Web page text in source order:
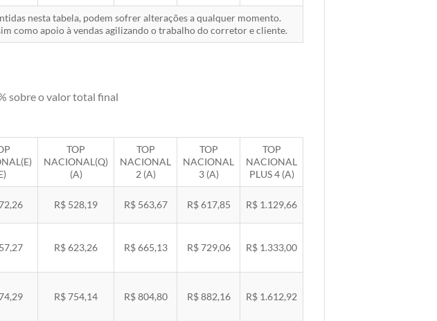
nesta tabela, podem sofrer alterações a qualquer momento.
como apoio à vendas agilizando o trabalho do corretor e cliente.
sobre o valor total final
TOP
NACIONAL(Q)
(A)
TOP
NACIONAL
2 (A)
TOP
NACIONAL
3 (A)
TOP
NACIONAL
PLUS 4 (A)
R$ 528,19 R$ 563,67 R$ 617,85 R$ 1.129,66
R$ 623,26 R$ 665,13 R$ 729,06 R$ 1.333,00
R$ 754,14 R$ 804,80 R$ 882,16 R$ 1.612,92